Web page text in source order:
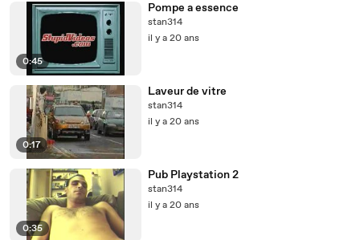
0:45
Pompe a essence
stan314
il y a 20 ans
0:17
Laveur de vitre
stan314
il y a 20 ans
0:35
Pub Playstation 2
stan314
il y a 20 ans